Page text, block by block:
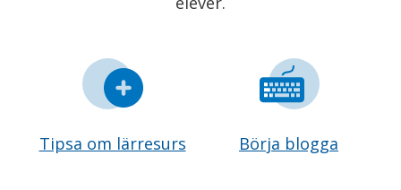
Tipsa om lärresurs Börja blogga